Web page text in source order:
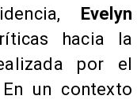
Evelyn
hacia la
por el
un contexto